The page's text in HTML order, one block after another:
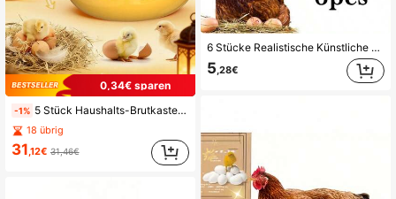
0,34€ sparen
-1% 5 Stück Haushalts-Brutkasten mit Eierkandler, geeignet zum Ausbrüten von Hühner-, Enten-, Wachteln- und Gänseeiern, mit transparentem Fenster, Feuchtigkeitsregelung, automatischer Temperaturregelung, manueller Eierdrehung, Vogelmama
18 übrig
31,12€ 31,46€
6 Stücke Realistische Künstliche Eier Für Nutztiere, Anleitung Zum Eierlegen Im Hühnerstall, Dekorative Ornamente
5,28€